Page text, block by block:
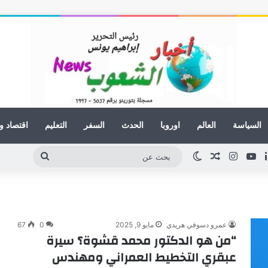
السياسة العالم اوروبا الحدث السفر التعليم اقتصاد
لينكدإنيوتيوب انستقراممقال عشوائي
الوضع المظلم
عمرو دسوقي هريدي مايو 9, 2025 0
67
“من هو الدكتور محمد قشوة؟ سيرة
عبقري التخطيط العمراني ومهندس